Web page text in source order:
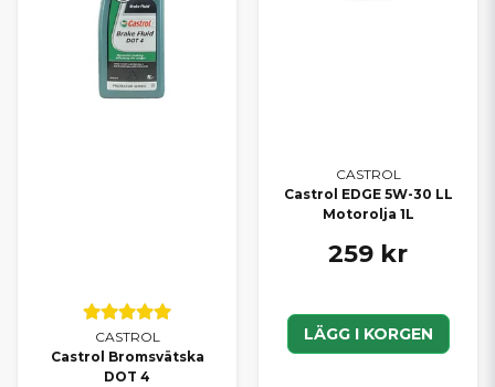
CASTROL
Castrol Bromsvätska
DOT 4
CASTROL
Castrol EDGE 5W-30 LL
Motorolja 1L
259 kr
LÄGG I KORGEN